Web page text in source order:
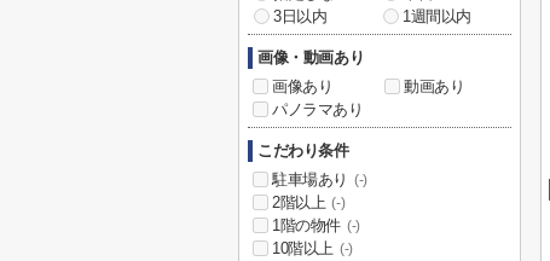
3日以内
1週間以内
画像・動画あり
画像あり
動画あり
パノラマあり
こだわり条件
駐車場あり
(-)
2階以上 (-)
1階の物件 (-)
10階以上 (-)